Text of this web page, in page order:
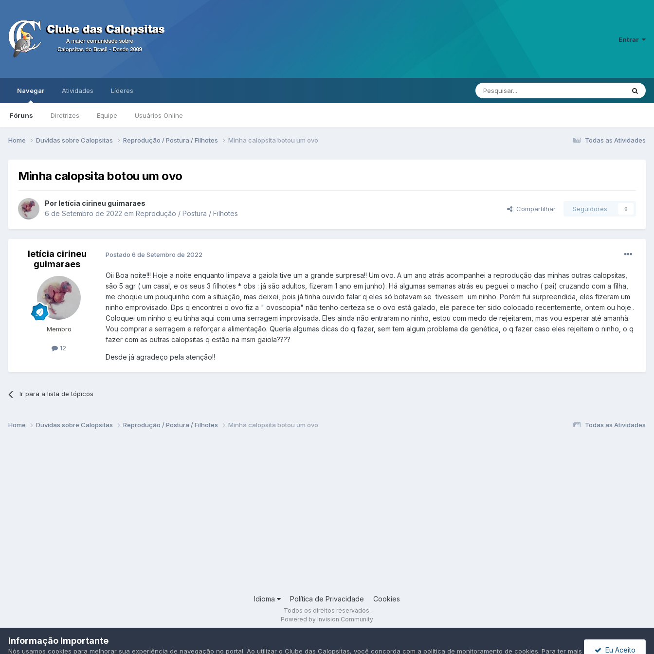
Entrar
Navegar
Fóruns Diretrizes Equipe Usuários Online
Atividades Líderes
Todas as Atividades
Home Duvidas sobre Calopsitas Reprodução / Postura / Filhotes Minha calopsita botou um ovo
Minha calopsita botou um ovo
Por letícia cirineu guimaraes
6 de Setembro de 2022 em Reprodução / Postura / Filhotes
Compartilhar Seguidores 0
letícia cirineu
guimaraes
Membro
12
Postado 6 de Setembro de 2022
Oii Boa noite!!! Hoje a noite enquanto limpava a gaiola tive um a grande surpresa!! Um ovo. A um ano atrás acompanhei a reprodução das minhas outras calopsitas,
são 5 agr ( um casal, e os seus 3 filhotes * obs : já são adultos, fizeram 1 ano em junho). Há algumas semanas atrás eu peguei o macho ( pai) cruzando com a filha,
me choque um pouquinho com a situação, mas deixei, pois já tinha ouvido falar q eles só botavam se tivessem um ninho. Porém fui surpreendida, eles fizeram um
ninho emprovisado. Dps q encontrei o ovo fiz a " ovoscopia" não tenho certeza se o ovo está galado, ele parece ter sido colocado recentemente, ontem ou hoje .
Coloquei um ninho q eu tinha aqui com uma serragem improvisada. Eles ainda não entraram no ninho, estou com medo de rejeitarem, mas vou esperar até amanhã.
Vou comprar a serragem e reforçar a alimentação. Queria algumas dicas do q fazer, sem tem algum problema de genética, o q fazer caso eles rejeitem o ninho, o q
fazer com as outras calopsitas q estão na msm gaiola????
Desde já agradeço pela atenção!!
Ir para a lista de tópicos
Todas as Atividades
Home Duvidas sobre Calopsitas Reprodução / Postura / Filhotes Minha calopsita botou um ovo
Idioma Política de Privacidade Cookies
Todos os direitos reservados.
Powered by Invision Community
Informação Importante
Nós usamos cookies para melhorar sua experiência de navegação no portal. Ao utilizar o Clube das Calopsitas, você concorda com a política de monitoramento de cookies. Para ter mais Eu Aceito